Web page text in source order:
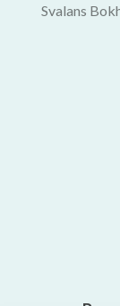
Svalans